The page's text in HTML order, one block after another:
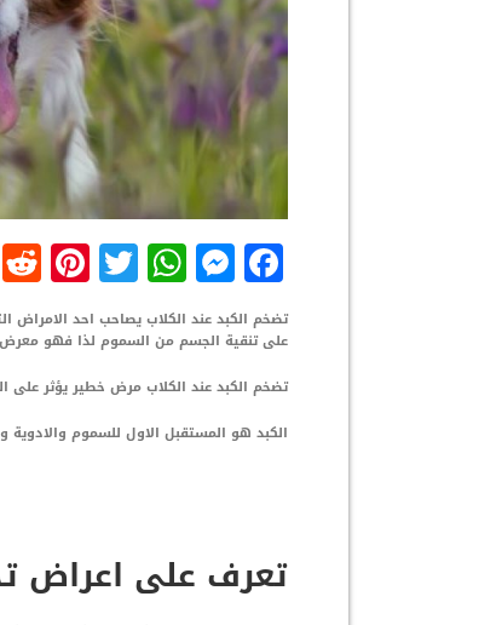
Facebook
Messenger
تضخم الكبد عند الكلاب يصاحب احد الامراض
على تنقية الجسم من السموم لذا فهو معرض
تضخم الكبد عند الكلاب مرض خطير يؤثر
الكبد هو المستقبل الاول للسموم
تعرف على اعراض